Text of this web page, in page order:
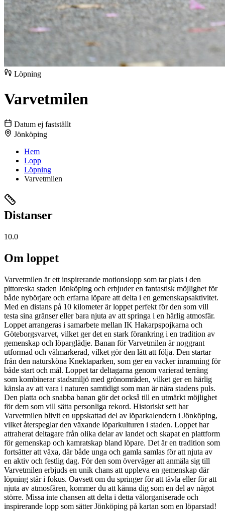
Löpning
Varvetmilen
Datum ej fastställt
Jönköping
Hem
Lopp
Löpning
Varvetmilen
Distanser
10.0
Om loppet
Varvetmilen är ett inspirerande motionslopp som tar plats i den
pittoreska staden Jönköping och erbjuder en fantastisk möjlighet för
både nybörjare och erfarna löpare att delta i en gemenskapsaktivitet.
Med en distans på 10 kilometer är loppet perfekt för den som vill
testa sina gränser eller bara njuta av att springa i en härlig atmosfär.
Loppet arrangeras i samarbete mellan IK Hakarpspojkarna och
Göteborgsvarvet, vilket ger det en stark förankring i en tradition av
gemenskap och löparglädje. Banan för Varvetmilen är noggrant
utformad och välmarkerad, vilket gör den lätt att följa. Den startar
från den natursköna Knektaparken, som ger en vacker inramning för
både start och mål. Loppet tar deltagarna genom varierad terräng
som kombinerar stadsmiljö med grönområden, vilket ger en härlig
känsla av att vara i naturen samtidigt som man är nära stadens puls.
Den platta och snabba banan gör det också till en utmärkt möjlighet
för dem som vill sätta personliga rekord. Historiskt sett har
Varvetmilen blivit en uppskattad del av löparkalendern i Jönköping,
vilket återspeglar den växande löparkulturen i staden. Loppet har
attraherat deltagare från olika delar av landet och skapat en plattform
för gemenskap och kamratskap bland löpare. Det är en tradition som
fortsätter att växa, där både unga och gamla samlas för att njuta av
en aktiv och festlig dag. För den som överväger att anmäla sig till
Varvetmilen erbjuds en unik chans att uppleva en gemenskap där
löpning står i fokus. Oavsett om du springer för att tävla eller för att
njuta av atmosfären, kommer du att känna dig som en del av något
större. Missa inte chansen att delta i detta välorganiserade och
inspirerande lopp som sätter Jönköping på kartan som en löparstad!